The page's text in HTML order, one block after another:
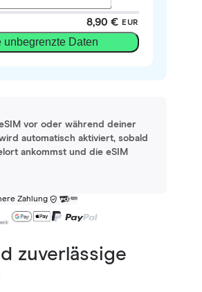
8,90 € EUR
unbegrenzte Daten
vor oder während deiner
automatisch aktiviert, sobald
ankommst und die eSIM
Zahlung
zuverlässige